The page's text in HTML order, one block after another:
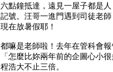
六點鐘抵達，遠見一屋子都是
記號。汪哥一進門遇到司徒老
現在放暑假耶！
都嘛是老師啦！去年在管科會
「怎麼比妳兩年前的企圖心小
程浩大不止三倍。